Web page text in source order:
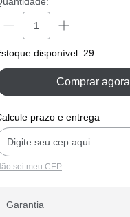
disponível: 29
Comprar agora
prazo e entrega
sei meu CEP
Garantia